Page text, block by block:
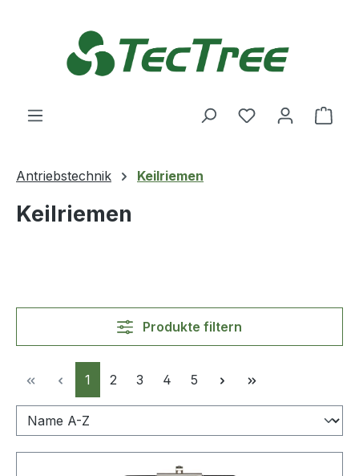
Du hast 0
Antriebstechnik Keilriemen
Keilriemen
Produkte filtern
Seite
1 Seite
2 Seite
3 Seite
4 Seite
5